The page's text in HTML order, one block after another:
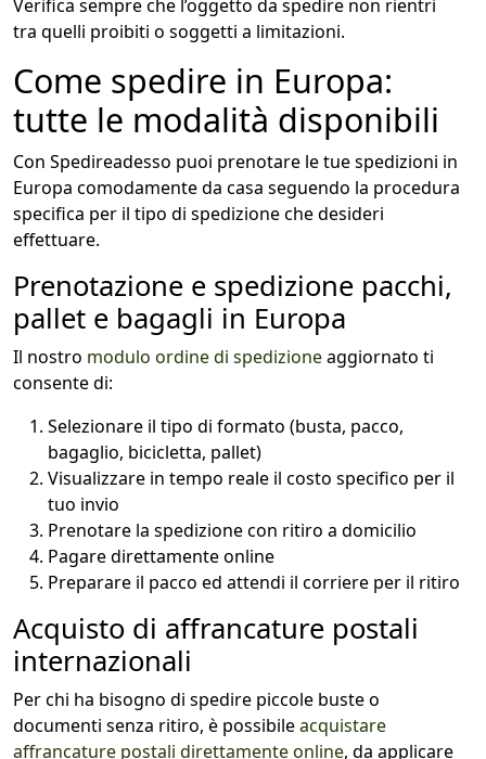
Verifica sempre che l’oggetto da spedire non rientri
tra quelli proibiti o soggetti a limitazioni.
Come spedire in Europa:
tutte le modalità disponibili
Con Spedireadesso puoi prenotare le tue spedizioni in
Europa comodamente da casa seguendo la procedura
specifica per il tipo di spedizione che desideri
effettuare.
Prenotazione e spedizione pacchi,
pallet e bagagli in Europa
Il nostro modulo ordine di spedizioneaggiornato ti
consente di:
Selezionare il tipo di formato (busta, pacco,
bagaglio, bicicletta, pallet)
Visualizzare in tempo reale il costo specifico per il
tuo invio
Prenotare la spedizione con ritiro a domicilio
Pagare direttamente online
Preparare il pacco ed attendi il corriere per il ritiro
Acquisto di affrancature postali
internazionali
Per chi ha bisogno di spedire piccole buste o
documenti senza ritiro, è possibileacquistare
affrancature postali direttamente online, da applicare